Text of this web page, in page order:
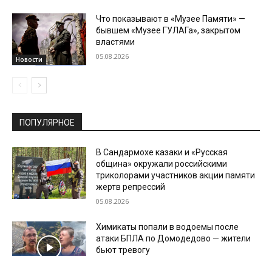
Новости
Что показывают в «Музее Памяти» —
бывшем «Музее ГУЛАГа», закрытом
властями
05.08.2026
ПОПУЛЯРНОЕ
В Сандармохе казаки и «Русская
община» окружали российскими
триколорами участников акции памяти
жертв репрессий
05.08.2026
Химикаты попали в водоемы после
атаки БПЛА по Домодедово — жители
бьют тревогу